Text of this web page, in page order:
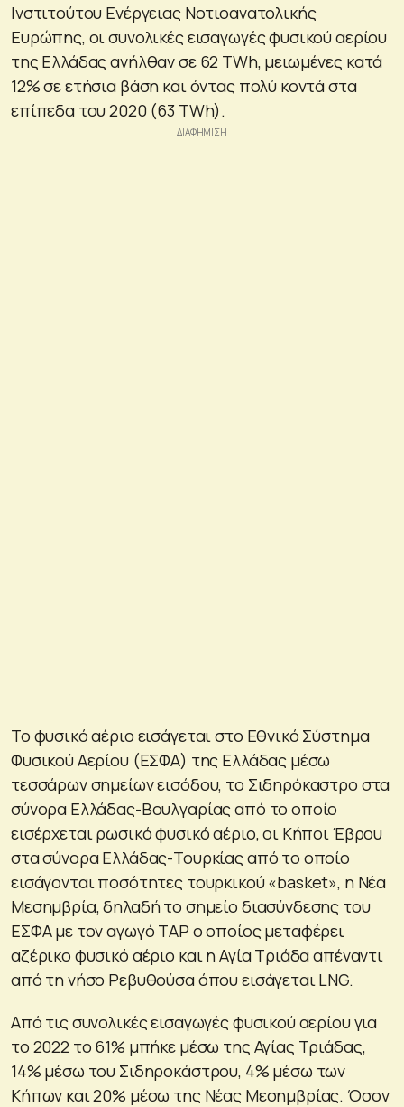
Ινστιτούτου Ενέργειας Νοτιοανατολικής
Ευρώπης, οι συνολικές εισαγωγές φυσικού αερίου
της Ελλάδας ανήλθαν σε 62 TWh, μειωμένες κατά
12% σε ετήσια βάση και όντας πολύ κοντά στα
επίπεδα του 2020 (63 TWh).
Το φυσικό αέριο εισάγεται στο Εθνικό Σύστημα
Φυσικού Αερίου (ΕΣΦΑ) της Ελλάδας µέσω
τεσσάρων σημείων εισόδου, το Σιδηρόκαστρο στα
σύνορα Ελλάδας-Βουλγαρίας από το οποίο
εισέρχεται ρωσικό φυσικό αέριο, οι Κήποι Έβρου
στα σύνορα Ελλάδας-Τουρκίας από το οποίο
εισάγονται ποσότητες τουρκικού «basket», η Νέα
Μεσημβρία, δηλαδή το σημείο διασύνδεσης του
ΕΣΦΑ με τον αγωγό TAP ο οποίος μεταφέρει
αζέρικο φυσικό αέριο και η Αγία Τριάδα απέναντι
από τη νήσο Ρεβυθούσα όπου εισάγεται LNG.
Από τις συνολικές εισαγωγές φυσικού αερίου για
το 2022 το 61% μπήκε μέσω της Αγίας Τριάδας,
14% μέσω του Σιδηροκάστρου, 4% μέσω των
Κήπων και 20% μέσω της Νέας Μεσημβρίας. Όσον